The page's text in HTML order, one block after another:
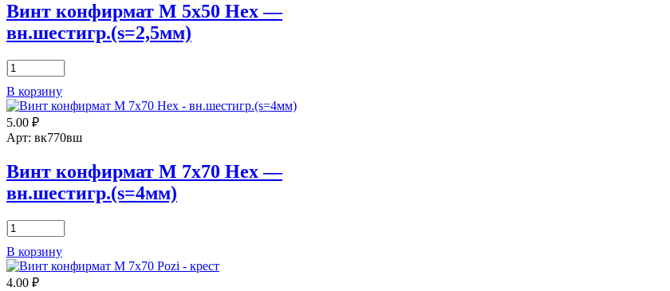
Винт конфирмат М 5х50 Нех —
вн.шестигр.(s=2,5мм)
Количество
товара
Винт
конфирмат
М
5х50
-
вн.шестигр.
(s=2,5мм)
В корзину
5.00 ₽
Арт: вк770вш
Винт конфирмат М 7х70 Нех —
вн.шестигр.(s=4мм)
Количество
товара
Винт
конфирмат
М
В корзину
4.00 ₽